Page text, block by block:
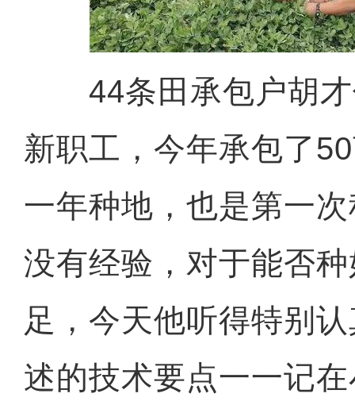
44条田承包户胡才
新职工，今年承包了
一年种地，也是第一
没有经验，对于能否
足，今天他听得特别
述的技术要点一一记